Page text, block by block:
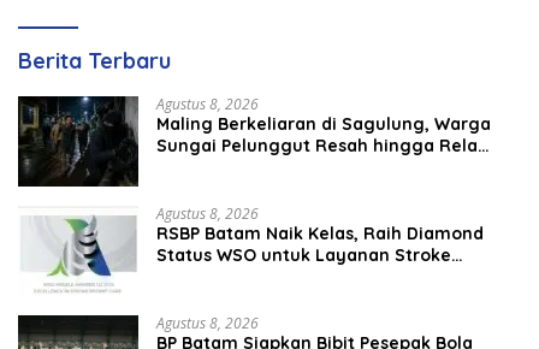
Berita Terbaru
Agustus 8, 2026
Maling Berkeliaran di Sagulung, Warga
Sungai Pelunggut Resah hingga Rela
Agustus 8, 2026
RSBP Batam Naik Kelas, Raih Diamond
Status WSO untuk Layanan Stroke
Agustus 8, 2026
BP Batam Siapkan Bibit Pesepak Bola